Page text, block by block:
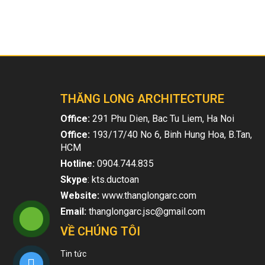
THĂNG LONG ARCHITECTURE
Office: 291 Phu Dien, Bac Tu Liem, Ha Noi
Office: 193/17/40 No 6, Binh Hung Hoa, B.Tan,
HCM
Hotline: 0904.744.835
Skype: kts.ductoan
Website: www.thanglongarc.com
Email: thanglongarc.jsc@gmail.com
VỀ CHÚNG TÔI
Tin tức